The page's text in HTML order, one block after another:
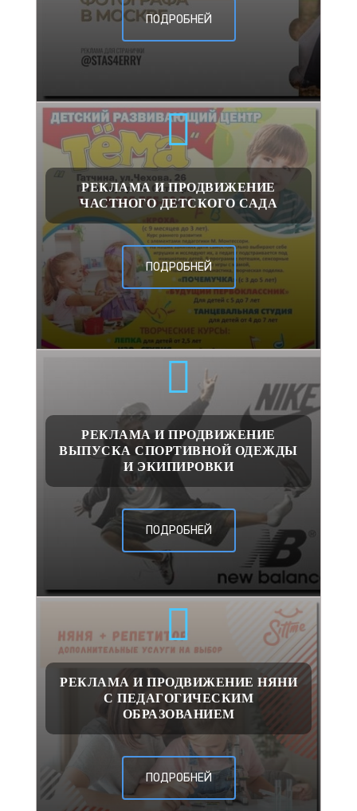
ПОДРОБНЕЙ
РЕКЛАМА И ПРОДВИЖЕНИЕ
ЧАСТНОГО ДЕТСКОГО САДА
ПОДРОБНЕЙ
РЕКЛАМА И ПРОДВИЖЕНИЕ
ВЫПУСКА СПОРТИВНОЙ ОДЕЖДЫ
И ЭКИПИРОВКИ
ПОДРОБНЕЙ
РЕКЛАМА И ПРОДВИЖЕНИЕ НЯНИ
С ПЕДАГОГИЧЕСКИМ
ОБРАЗОВАНИЕМ
ПОДРОБНЕЙ